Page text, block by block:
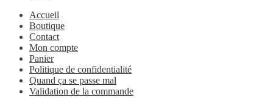
Accueil
Boutique
Contact
Mon compte
Panier
Politique de confidentialité
Quand ça se passe mal
Validation de la commande